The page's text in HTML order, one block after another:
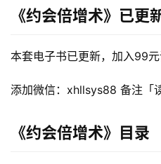
首
《约会倍增术》 已更
本套电子书已更新，加入99
添加微信：xhllsys88 备注「
《约会倍增术》目录